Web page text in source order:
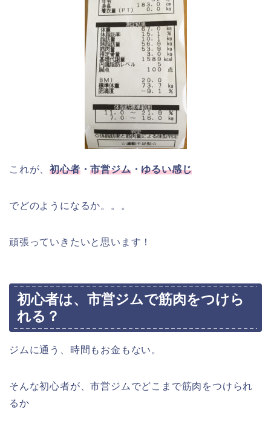
これが、初心者・市営ジム・ゆるい感じ
でどのようになるか。。。
頑張っていきたいと思います！
初心者は、市営ジムで筋肉をつけら
れる？
ジムに通う、時間もお金もない。
そんな初心者が、市営ジムでどこまで筋肉をつけられ
るか